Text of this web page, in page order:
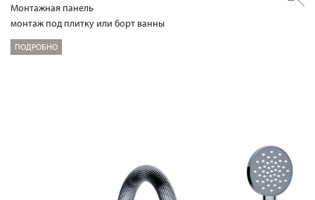
Mонтажная панель
монтаж под плитку или борт ванны
ПОДРОБНО